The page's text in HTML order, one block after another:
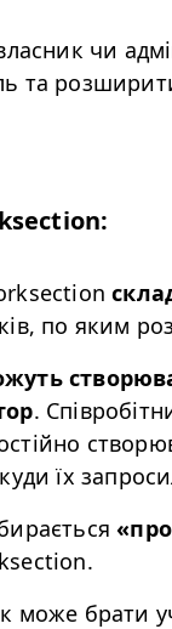
чи
та
по яким
.
їх
може брати